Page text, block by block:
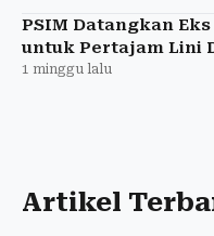
PSIM Datangkan
untuk Pertajam Lini
1 minggu lalu
Artikel